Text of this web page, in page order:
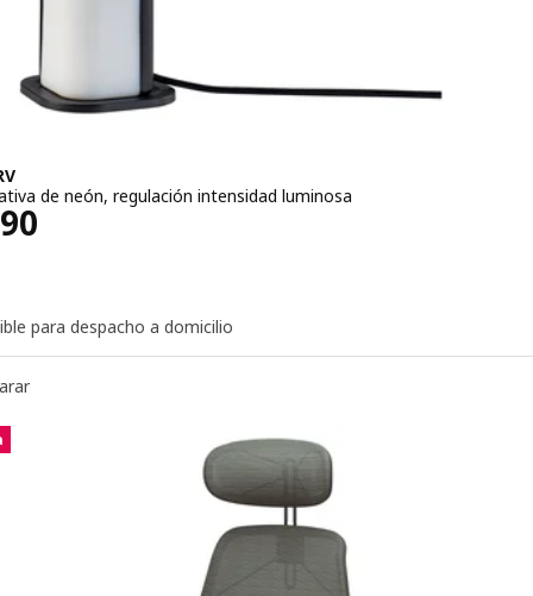
de neón, regulación intensidad luminosa
$ 24990
para despacho a domicilio